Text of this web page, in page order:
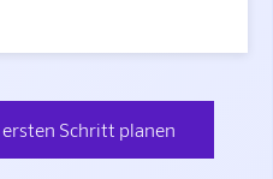
ersten Schritt planen